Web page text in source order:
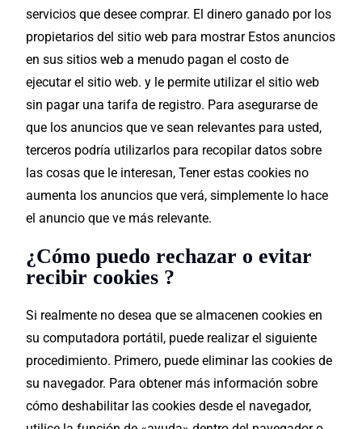
servicios que desee comprar. El dinero ganado por los
propietarios del sitio web para mostrar Estos anuncios
en sus sitios web a menudo pagan el costo de
ejecutar el sitio web. y le permite utilizar el sitio web
sin pagar una tarifa de registro. Para asegurarse de
que los anuncios que ve sean relevantes para usted,
terceros podría utilizarlos para recopilar datos sobre
las cosas que le interesan, Tener estas cookies no
aumenta los anuncios que verá, simplemente lo hace
el anuncio que ve más relevante.
¿Cómo puedo rechazar o evitar
recibir cookies ?
Si realmente no desea que se almacenen cookies en
su computadora portátil, puede realizar el siguiente
procedimiento. Primero, puede eliminar las cookies de
su navegador. Para obtener más información sobre
cómo deshabilitar las cookies desde el navegador,